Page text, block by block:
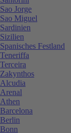
Sao Jorge
Sao Miguel
Sardinien
Sizilien
Spanisches Festland
Teneriffa
Terceira
Zakynthos
Alcudia
Arenal
Athen
Barcelona
Berlin
Bonn